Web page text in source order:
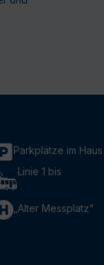
Parkplätze im Haus
Linie 1 bis
„Alter Messplatz“